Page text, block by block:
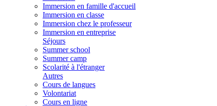
Immersion en famille d'accueil
Immersion en classe
Immersion chez le professeur
Immersion en entreprise
Séjours
Summer school
Summer camp
Scolarité à l'étranger
Autres
Cours de langues
Volontariat
Cours en ligne